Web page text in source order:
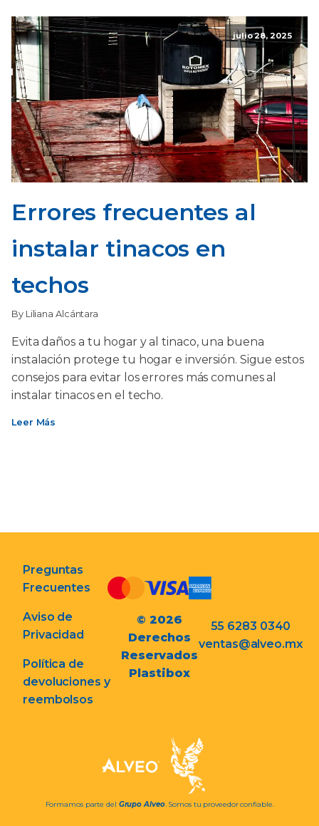
julio 28, 2025
Errores frecuentes al
instalar tinacos en
techos
By Liliana Alcántara
Evita daños a tu hogar y al tinaco, una buena
instalación protege tu hogar e inversión. Sigue estos
consejos para evitar los errores más comunes al
instalar tinacos en el techo.
Leer Más
Preguntas
Frecuentes
Aviso de
Privacidad
Política de
devoluciones y
reembolsos
© 2026
Derechos
Reservados
Plastibox
55 6283 0340
ventas@alveo.mx
Formamos parte del Grupo Alveo. Somos tu proveedor confiable.